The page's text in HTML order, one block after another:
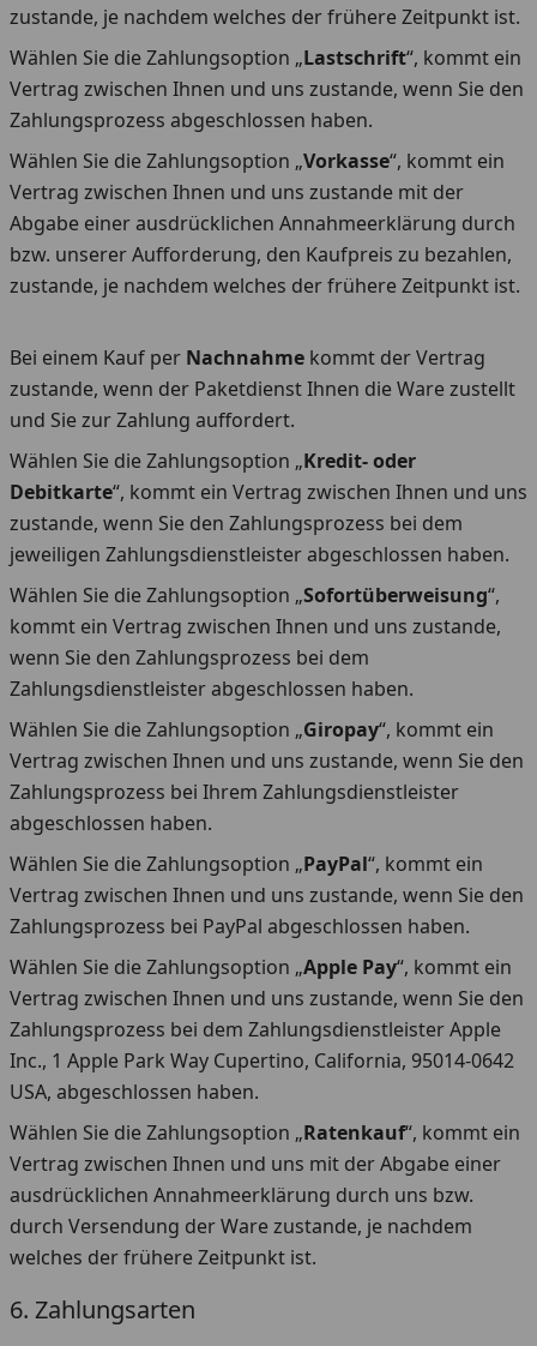
zustande, je nachdem welches der frühere Zeitpunkt ist.
Wählen Sie die Zahlungsoption „Lastschrift“, kommt ein
Vertrag zwischen Ihnen und uns zustande, wenn Sie den
Zahlungsprozess abgeschlossen haben.
Wählen Sie die Zahlungsoption „Vorkasse“, kommt ein
Vertrag zwischen Ihnen und uns zustande mit der
Abgabe einer ausdrücklichen Annahmeerklärung durch
bzw. unserer Aufforderung, den Kaufpreis zu bezahlen,
zustande, je nachdem welches der frühere Zeitpunkt ist.
Bei einem Kauf per Nachnahme kommt der Vertrag
zustande, wenn der Paketdienst Ihnen die Ware zustellt
und Sie zur Zahlung auffordert.
Wählen Sie die Zahlungsoption „Kredit- oder
Debitkarte“, kommt ein Vertrag zwischen Ihnen und uns
zustande, wenn Sie den Zahlungsprozess bei dem
jeweiligen Zahlungsdienstleister abgeschlossen haben.
Wählen Sie die Zahlungsoption „Sofortüberweisung“,
kommt ein Vertrag zwischen Ihnen und uns zustande,
wenn Sie den Zahlungsprozess bei dem
Zahlungsdienstleister abgeschlossen haben.
Wählen Sie die Zahlungsoption „Giropay“, kommt ein
Vertrag zwischen Ihnen und uns zustande, wenn Sie den
Zahlungsprozess bei Ihrem Zahlungsdienstleister
abgeschlossen haben.
Wählen Sie die Zahlungsoption „PayPal“, kommt ein
Vertrag zwischen Ihnen und uns zustande, wenn Sie den
Zahlungsprozess bei PayPal abgeschlossen haben.
Wählen Sie die Zahlungsoption „Apple Pay“, kommt ein
Vertrag zwischen Ihnen und uns zustande, wenn Sie den
Zahlungsprozess bei dem Zahlungsdienstleister Apple
Inc., 1 Apple Park Way Cupertino, California, 95014-0642
USA, abgeschlossen haben.
Wählen Sie die Zahlungsoption „Ratenkauf“, kommt ein
Vertrag zwischen Ihnen und uns mit der Abgabe einer
ausdrücklichen Annahmeerklärung durch uns bzw.
durch Versendung der Ware zustande, je nachdem
welches der frühere Zeitpunkt ist.
6. Zahlungsarten